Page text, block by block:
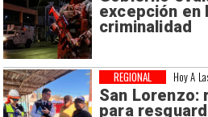
excepción en
criminalidad
Hoy A
San Lorenzo:
para
REGIONAL